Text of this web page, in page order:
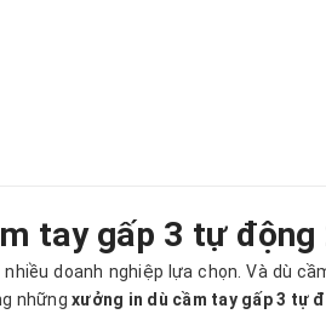
tay gấp 3 tự
doanh nghiệp lựa chọn. Và dù
những xưởng in dù cầm tay gấp 3 tự